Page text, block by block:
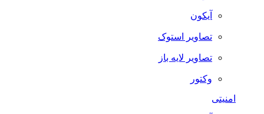
آیکون
تصاویر استوک
تصاویر لایه باز
وکتور
امنیتی